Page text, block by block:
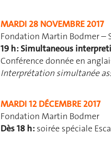
MARDI 28 NOVEMBRE 2017
Fondation Martin Bodmer –
19 h : Simultaneous
Conférence donnée en
Interprétation simultanée
MARDI 12 DÉCEMBRE 2017
Fondation Martin Bodmer
Dès 18 h : soirée spéciale